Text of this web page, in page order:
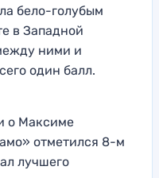
бело-голубым
в Западной
ними и
один балл.
о Максиме
отметился 8-м
лучшего